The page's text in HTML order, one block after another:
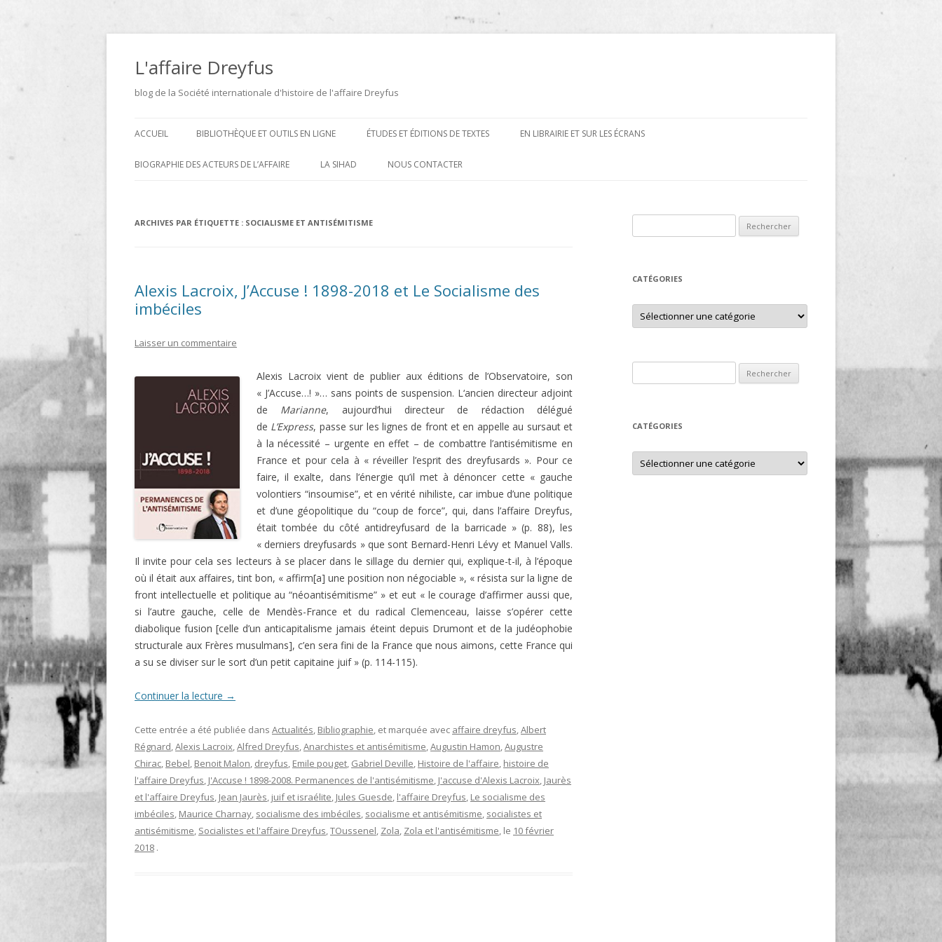
Aller
contenu
L'affaire Dreyfus
blog de la Société internationale d'histoire de l'affaire Dreyfus
ACCUEIL BIBLIOTHÈQUE ET OUTILS EN LIGNE
ARCHIVES
PRESSE
ICONOTHÈQUE
CARTES POSTALES ET
L’AFFAIRE DREYFUS AU CINÉMA
PARLEMENTAIRES FRANÇAIS DE
ÉTUDES ET ÉDITIONS DE TEXTES
ÉDITIONS DE TEXTES
EN LIBRAIRIE ET SUR LES ÉCRANS
2020
2023
2024
2025
BIOGRAPHIE DES ACTEURS DE L’AFFAIRE
DREYFUS
LA SIHAD NOUS CONTACTER
ARCHIVES PAR ÉTIQUETTE : SOCIALISME ET ANTISÉMITISME
Alexis Lacroix, J’Accuse ! 1898-2018 et Le Socialisme des
imbéciles
Laisser un commentaire
Alexis Lacroix vient de publier aux éditions de l’Observatoire, son
« J’Accuse…! »… sans points de suspension. L‘ancien directeur adjoint
de Marianne, aujourd’hui directeur de rédaction délégué
de L’Express, passe sur les lignes de front et en appelleau sursaut et
à la nécessité – urgente en effet – de combattre l’antisémitisme en
France et pour cela à « réveiller l’esprit des dreyfusards ». Pour ce
faire, il exalte, dans l’énergie qu’il met à dénoncer cette « gauche
volontiers “insoumise”, et en vérité nihiliste, car imbue d’une politique
et d’une géopolitique du “coup de force”, qui, dans l’affaire Dreyfus,
était tombée du côté antidreyfusard de la barricade » (p. 88), les
« derniers dreyfusards » que sont Bernard-Henri Lévy et Manuel Valls.
Il invite pour cela ses lecteurs à se placer dans le sillage du dernier qui, explique-t-il, à l’époque
où il était aux affaires, tint bon, « affirm[a] une position non négociable », « résista sur la ligne de
front intellectuelle et politique au “néoantisémitisme” » et eut « le courage d’affirmer aussi que,
si l’autre gauche, celle de Mendès-France et du radical Clemenceau, laisse s’opérer cette
diabolique fusion [celle d’un anticapitalisme jamais éteint depuis Drumont et de la judéophobie
structurale aux Frères musulmans], c’en sera fini de la France que nous aimons, cette France qui
a su se diviser sur le sort d’un petit capitaine juif » (p. 114-115).
Continuer la lecture →
Cette entrée a été publiée dans Actualités, Bibliographie, et marquée avec affaire dreyfus,Albert
Régnard,Alexis Lacroix,Alfred Dreyfus,Anarchistes et antisémitisme,Augustin Hamon,Augustre
Chirac, Bebel, Benoit Malon, dreyfus, Emile pouget, Gabriel Deville, Histoire de l'affaire, histoire de
l'affaire Dreyfus, J'Accuse ! 1898-2008. Permanences de l'antisémitisme, J'accuse d'Alexis Lacroix, Jaurès
et l'affaire Dreyfus, Jean Jaurès, juif et israélite, Jules Guesde, l'affaire Dreyfus, Le socialisme des
imbéciles, Maurice Charnay, socialisme des imbéciles, socialisme et antisémitisme, socialistes et
antisémitisme, Socialistes et l'affaire Dreyfus,TOussenel, Zola, Zola et l'antisémitisme, le 10 février
2018 .
CATÉGORIES
Catégories
CATÉGORIES
Catégories